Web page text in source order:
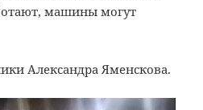
машины могут
Александра Яменскова.